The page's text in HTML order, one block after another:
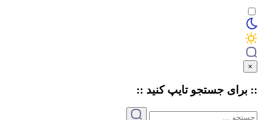
×
:: برای جستجو تایپکنید ::